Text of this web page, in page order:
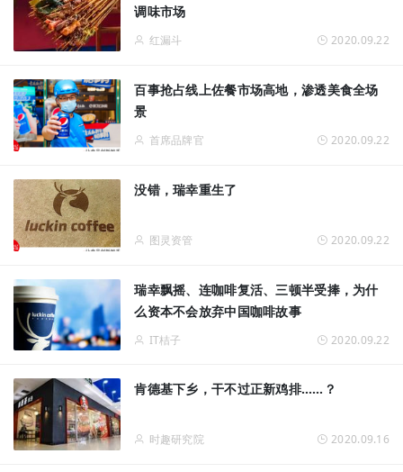
调味市场
红漏斗 2020.09.22
百事抢占线上佐餐市场高地，渗透美食全场
景
首席品牌官 2020.09.22
没错，瑞幸重生了
图灵资管 2020.09.22
瑞幸飘摇、连咖啡复活、三顿半受捧，为什
么资本不会放弃中国咖啡故事
IT桔子 2020.09.22
肯德基下乡，干不过正新鸡排……？
时趣研究院 2020.09.16